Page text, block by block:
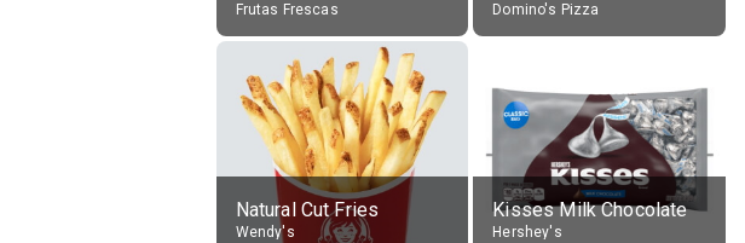
Frutas Frescas Domino's Pizza
Natural Cut Fries
Wendy's
Kisses Milk Chocolate
Hershey's